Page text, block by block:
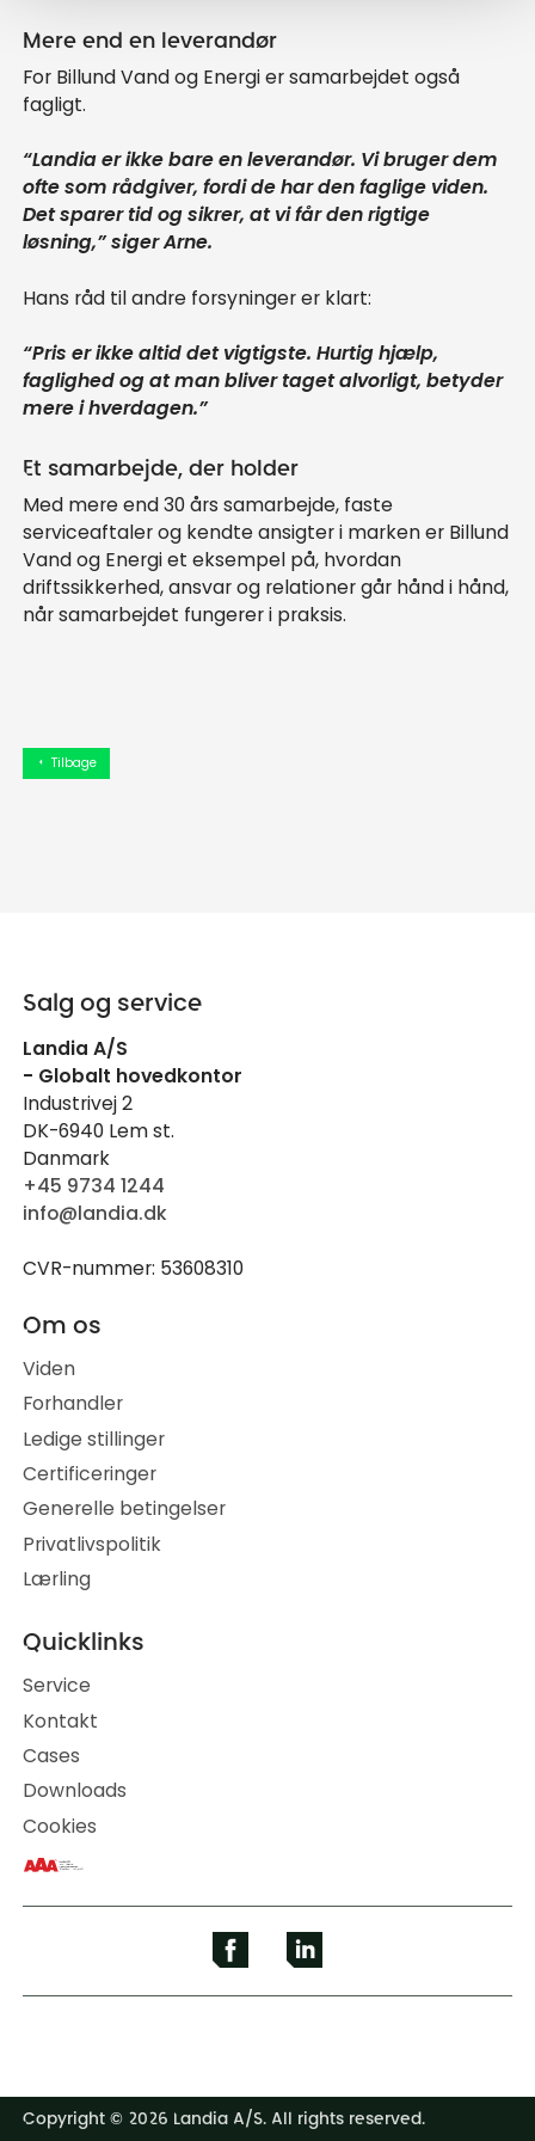
Mere end en leverandør
For Billund Vand og Energi er samarbejdet også
fagligt.
“Landia er ikke bare en leverandør. Vi bruger dem
ofte som rådgiver, fordi de har den faglige viden.
Det sparer tid og sikrer, at vi får den rigtige
løsning,” siger Arne.
Hans råd til andre forsyninger er klart:
“Pris er ikke altid det vigtigste. Hurtig hjælp,
faglighed og at man bliver taget alvorligt, betyder
mere i hverdagen.”
Et samarbejde, der holder
Med mere end 30 års samarbejde, faste
serviceaftaler og kendte ansigter i marken er Billund
Vand og Energi et eksempel på, hvordan
driftssikkerhed, ansvar og relationer går hånd i hånd,
når samarbejdet fungerer i praksis.
arrow_left Tilbage
Salg og service
Landia A/S
- Globalt hovedkontor
Industrivej 2
DK-6940 Lem st.
Danmark
+45 9734 1244
info@landia.dk
CVR-nummer: 53608310
Om os
Viden
Forhandler
Ledige stillinger
Certificeringer
Generelle betingelser
Privatlivspolitik
Lærling
Quicklinks
Service
Kontakt
Cases
Downloads
Cookies
Copyright © 2026 Landia A/S. All rights reserved.